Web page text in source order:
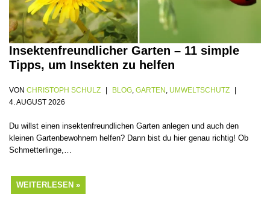
Insektenfreundlicher Garten – 11 simple
Tipps, um Insekten zu helfen
VON CHRISTOPH SCHULZ BLOG GARTEN
UMWELTSCHUTZ
4. AUGUST 2026
Du willst einen insektenfreundlichen Garten anlegen und auch den
kleinen Gartenbewohnern helfen? Dann bist du hier genau richtig! Ob
Schmetterlinge,…
WEITERLESEN »